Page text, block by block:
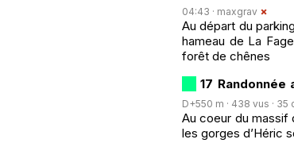
04:43 · maxgrav
Au départ du
hameau de La
forêt de chênes
17
D+550 m · 438 vus · 35
Au coeur du massif
les gorges d’Héric